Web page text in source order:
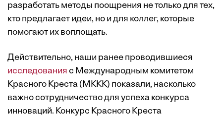
разработать методы поощрения не только для тех,
кто предлагает идеи, но и для коллег, которые
помогают их воплощать.
Действительно, наши ранее проводившиеся
исследования с Международным комитетом
Красного Креста (МККК) показали, насколько
важно сотрудничество для успеха конкурса
инноваций. Конкурс Красного Креста